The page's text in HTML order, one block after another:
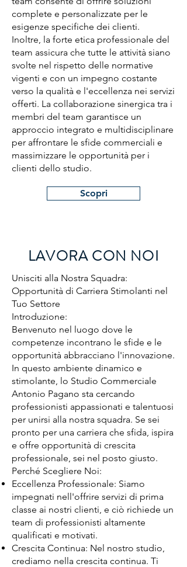
complete e personalizzate per le
esigenze specifiche dei clienti.
Inoltre, la forte etica professionale del
team assicura che tutte le attività siano
svolte nel rispetto delle normative
vigenti e con un impegno costante
verso la qualità e l'eccellenza nei servizi
offerti. La collaborazione sinergica tra i
membri del team garantisce un
approccio integrato e multidisciplinare
per affrontare le sfide commerciali e
massimizzare le opportunità per i
clienti dello studio.
Scopri
LAVORA CON NOI
Unisciti alla Nostra Squadra:
Opportunità di Carriera Stimolanti nel
Tuo Settore
Introduzione:
Benvenuto nel luogo dove le
competenze incontrano le sfide e le
opportunità abbracciano l'innovazione.
In questo ambiente dinamico e
stimolante, lo Studio Commerciale
Antonio Pagano sta cercando
professionisti appassionati e talentuosi
per unirsi alla nostra squadra. Se sei
pronto per una carriera che sfida, ispira
e offre opportunità di crescita
professionale, sei nel posto giusto.
Perché Scegliere Noi:
Eccellenza Professionale: Siamo
impegnati nell'offrire servizi di prima
classe ai nostri clienti, e ciò richiede un
team di professionisti altamente
qualificati e motivati.
Crescita Continua: Nel nostro studio,
crediamo nella crescita continua. Ti